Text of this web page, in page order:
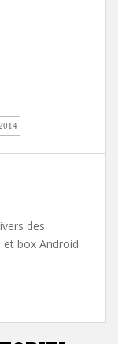
des
et box Android